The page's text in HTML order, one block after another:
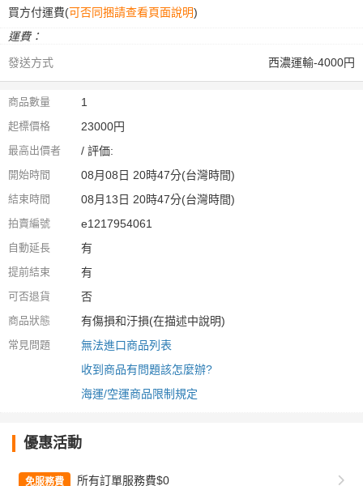
買方付運費(可否同捆請查看頁面說明)
運費：
發送方式
西濃運輸-4000円
商品數量 1
起標價格 23000円
最高出價者 / 評価:
開始時間 08月08日 20時47分(台灣時間)
結束時間 08月13日 20時47分(台灣時間)
拍賣編號 e1217954061
自動延長 有
提前結束 有
可否退貨 否
商品狀態 有傷損和汙損(在描述中說明)
常見問題
無法進口商品列表
收到商品有問題該怎麼辦?
海運/空運商品限制規定
優惠活動
免服務費 所有訂單服務費$0